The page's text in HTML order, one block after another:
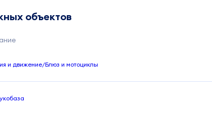
объектов
и движение/Блюз и мотоциклы